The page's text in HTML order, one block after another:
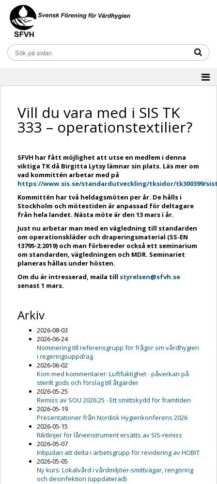
Vill du vara med i SIS TK
333 – operationstextilier?
SFVH har fått möjlighet att utse en medlem i denna
viktiga TK då Birgitta Lytsy lämnar sin plats. Läs mer om
vad kommittén arbetar med på
https://www.sis.se/standardutveckling/tksidor/tk300399/
Kommittén har två heldagsmöten per år. De hålls i
Stockholm och mötestiden är anpassad för deltagare
från hela landet. Nästa möte är den 13 mars i år.
Just nu arbetar man med en vägledning till standarden
om operationskläder och draperingsmaterial (SS-EN
13795-2:2019) och man förbereder också ett seminarium
om standarden, vägledningen och MDR. Seminariet
planeras hållas under hösten.
Om du är intresserad, maila till styrelsen@sfvh.se
senast 1 mars.
Arkiv
2026-08-03
2026-06-24
Nominering till referensgrupp för frågor om vårdhygien
i regeringsuppdrag
2026-06-02
Kom med kommentarer: Luftfuktighet - påverkan på
sterilt gods och förslag till åtgärder
2026-05-25
Remiss av SOU 2026:25 - Ett smittskydd för framtiden
2026-05-19
Presentationer från Nordisk Hygienkonferens 2026
2026-05-15
Riktlinjer för låneinstrument ersätts av SIS-remiss
2026-05-07
Inbjudan att delta i arbetsgrupp för revidering av HOBIT
2026-05-05
Ny kurs: Lokalvård i vårdmiljöer-smittvägar, rengöring
och desinfektion (uppdaterad)